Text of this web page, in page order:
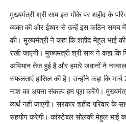
मुख्यमंत्री श्री साय इस मौके पर शहीद के
व्यक्त की और ईश्वर से उन्हें इस कठिन समय में
की। मुख्यमंत्री ने कहा कि शहीद मेहुल भाई
रखी जाएगी। मुख्यमंत्री श्री साय ने कहा कि
अभियान तेज हुई है और हमारे जवानों ने
सफलताएं हासिल की है। उन्होंने कहा कि
नाश का अपना संकल्प हम पूरा करेंगे।
व्यर्थ नहीं जाएगी। सरकार शहीद परिवार
सहयोग करेगी। कांस्टेबल सोलंकी मेहुल भाई